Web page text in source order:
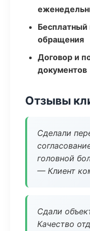
Бесплатный
обращения
Договор и
документов
Отзывы
Сделали
головной
— Клиент
Сдали
Качество